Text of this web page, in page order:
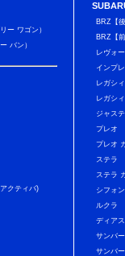
ー ワゴン）
バン）
クティバ)
BRZ【
BRZ【
レヴォ
インプ
レガシ
レガシ
ジャス
プレオ
プレオ
ステラ
ステラ
シフォ
ルクラ
ディア
サンバ
サンバ